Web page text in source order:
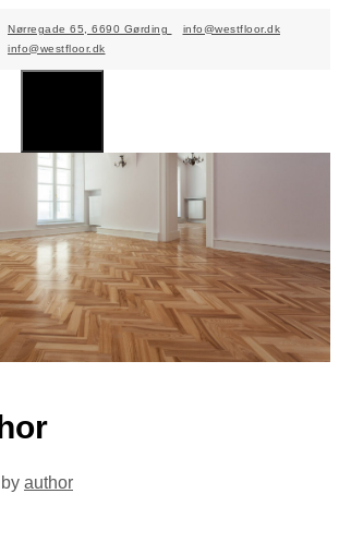
Nørregade 65, 6690 Gørding
info@westfloor.dk
info@westfloor.dk
by author